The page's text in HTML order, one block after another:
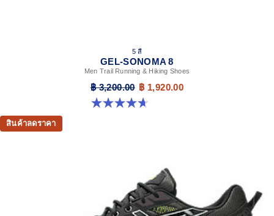
5 สี
GEL-SONOMA 8
Men Trail Running & Hiking Shoes
฿ 3,200.00 ฿ 1,920.00
4.7 จาก 5 ดาว 208 รีวิว
สินค้าลดราคา